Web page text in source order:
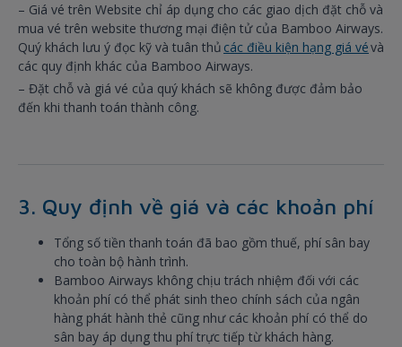
– Giá vé trên Website chỉ áp dụng cho các giao dịch đặt chỗ và
mua vé trên website thương mại điện tử của Bamboo Airways.
Quý khách lưu ý đọc kỹ và tuân thủ các điều kiện hạng giá vévà
các quy định khác của Bamboo Airways.
– Đặt chỗ và giá vé của quý khách sẽ không được đảm bảo
đến khi thanh toán thành công.
3. Quy định về giá và các khoản phí
Tổng số tiền thanh toán đã bao gồm thuế, phí sân bay
cho toàn bộ hành trình.
Bamboo Airways không chịu trách nhiệm đối với các
khoản phí có thể phát sinh theo chính sách của ngân
hàng phát hành thẻ cũng như các khoản phí có thể do
sân bay áp dụng thu phí trực tiếp từ khách hàng.